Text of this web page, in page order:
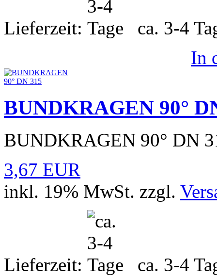
Lieferzeit:
ca. 3-4
In
BUNDKRAGEN 90°
BUNDKRAGEN 90° DN
3,67 EUR
inkl. 19% MwSt. zzgl.
Lieferzeit:
ca. 3-4